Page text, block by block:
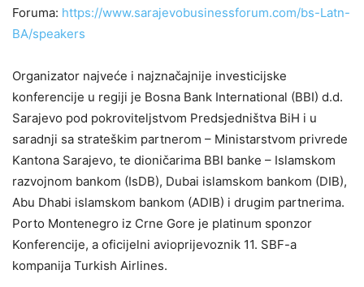
Foruma: https://www.sarajevobusinessforum.com/bs-Latn-
BA/speakers
Organizator najveće i najznačajnije investicijske
konferencije u regiji je Bosna Bank International (BBI) d.d.
Sarajevo pod pokroviteljstvom Predsjedništva BiH i u
saradnji sa strateškim partnerom – Ministarstvom privrede
Kantona Sarajevo, te dioničarima BBI banke – Islamskom
razvojnom bankom (IsDB), Dubai islamskom bankom (DIB),
Abu Dhabi islamskom bankom (ADIB) i drugim partnerima.
Porto Montenegro iz Crne Gore je platinum sponzor
Konferencije, a oficijelni avioprijevoznik 11. SBF-a
kompanija Turkish Airlines.